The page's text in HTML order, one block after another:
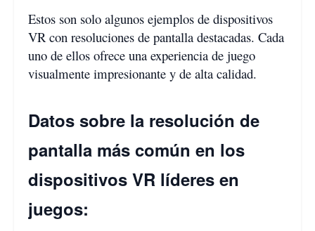
Estos son solo algunos ejemplos de dispositivos
VR con resoluciones de pantalla destacadas. Cada
uno de ellos ofrece una experiencia de juego
visualmente impresionante y de alta calidad.
Datos sobre la resolución de
pantalla más común en los
dispositivos VR líderes en
juegos: